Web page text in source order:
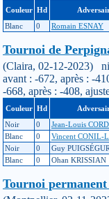
Couleur Hd
Blanc
0 Romain ESNAY
Tournoi de
(Claira, 02-12-2023)
avant : -672, après : -
-668, après : -408,
Couleur Hd
Noir
0 Jean-Louis
Blanc
0 Vincent CONIL-
Noir
0 Guy PUIGSÉGUR
Blanc
0 Ohan KRISSIAN
Tournoi